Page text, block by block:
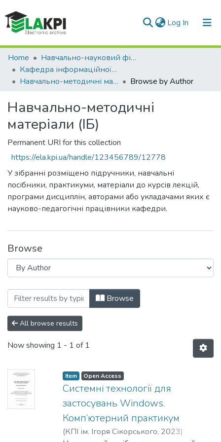
Log In (current)
Communities & Collections
All of DSpace
Home
Навчально-науковий фізико-технічний інститут (НН ФТІ)
Кафедра інформаційної безпеки (ІБ)
Навчально-методичні матеріали (ІБ)
Browse by Author
Навчально-методичні
матеріали (ІБ)
Permanent URI for this collection
https://ela.kpi.ua/handle/123456789/12778
У зібранні розміщено підручники, навчальні
посібники, практикуми, матеріали до курсів лекцій,
програми дисциплін, авторами або укладачами яких є
науково-педагогічні працівники кафедри.
Browse
Browsing Навчально-методичні
Browse
All browse results
Now showing 1 - 1 of 1
Item Open Access
Системні технології для
застосувань Windows.
Комп’ютерний практикум
(КПІ ім. Ігоря Сікорського, 2023)